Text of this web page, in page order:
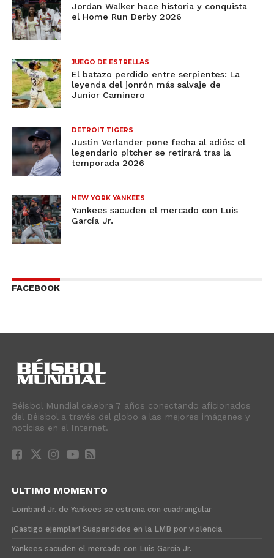
Jordan Walker hace historia y conquista
el Home Run Derby 2026
JUEGO DE ESTRELLAS
El batazo perdido entre serpientes: La
leyenda del jonrón más salvaje de
Junior Caminero
DETROIT TIGERS
Justin Verlander pone fecha al adiós: el
legendario pitcher se retirará tras la
temporada 2026
NEW YORK YANKEES
Yankees sacuden el mercado con Luis
García Jr.
FACEBOOK
Béisbol Mundial celebra 7 años conectando aficionados
del Béisbol a través del globo a las mejores imágenes y
noticias en el Internet.
ULTIMO MOMENTO
Lombard Jr. de Yankees se estrena con cuadrangular
¡Castigo ejemplar! Suspendidos en la LMB por violencia
Yankees sacuden el mercado con Luis García Jr.